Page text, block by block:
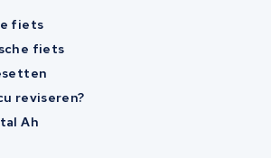
fiets
fiets
reviseren?
Ah